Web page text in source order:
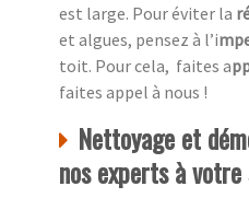
est large. Pour éviter la
et algues, pensez à l’i
toit. Pour cela, faites a
faites appel à nous !
Nettoyage et
nos experts à